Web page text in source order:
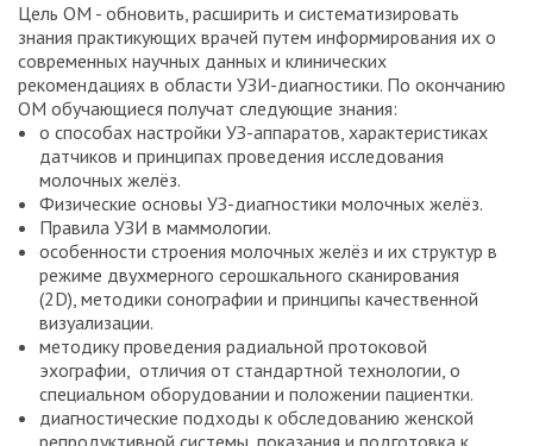
Цель ОМ - обновить, расширить и систематизировать
знания практикующих врачей путем информирования их о
современных научных данных и клинических
рекомендациях в области УЗИ-диагностики. По окончанию
ОМ обучающиеся получат следующие знания:
о способах настройки УЗ-аппаратов, характеристиках
датчиков и принципах проведения исследования
молочных желёз.
Физические основы УЗ-диагностики молочных желёз.
Правила УЗИ в маммологии.
особенности строения молочных желёз и их структур в
режиме двухмерного серошкального сканирования
(2D), методики сонографии и принципы качественной
визуализации.
методику проведения радиальной протоковой
эхографии, отличия от стандартной технологии, о
специальном оборудовании и положении пациентки.
диагностические подходы к обследованию женской